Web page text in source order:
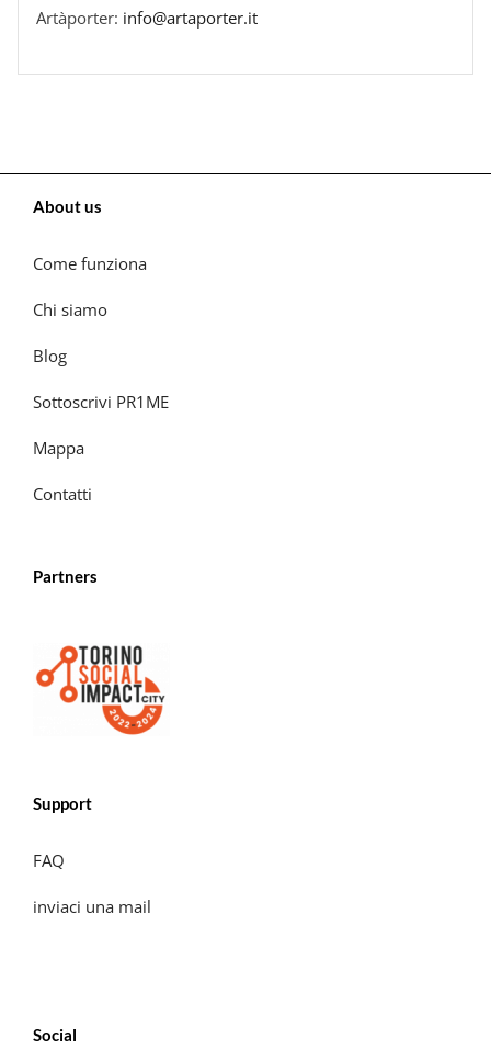
Artàporter: info@artaporter.it
About us
Come funziona
Chi siamo
Blog
Sottoscrivi PR1ME
Mappa
Contatti
Partners
Support
FAQ
inviaci una mail
Social